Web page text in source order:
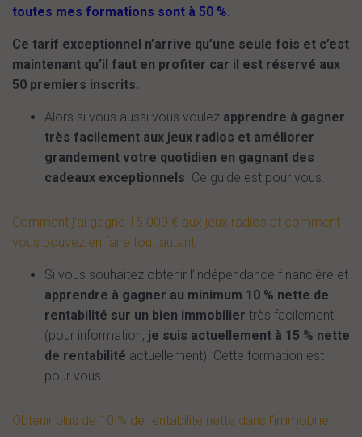
toutes mes formations sont à 50 %.
Ce tarif exceptionnel n’arrive qu’une seule fois et c’est
maintenant qu’il faut en profiter car il est réservé aux
50 premiers inscrits.
Alors si vous aussi vous voulez apprendre à gagner
très facilement aux jeux radios et améliorer
grandement votre quotidien en gagnant des
cadeaux exceptionnels. Ce guide est pour vous.
Comment j’ai gagné 15 000 € aux jeux radios et comment
vous pouvez en faire tout autant.
Si vous souhaitez obtenir l’indépendance financière et
apprendre à gagner au minimum 10 % nette de
rentabilité sur un bien immobilier très facilement
(pour information, je suis actuellement à 15 % nette
de rentabilité actuellement). Cette formation est
pour vous.
Obtenir plus de 10 % de rentabilité nette dans l’immobilier.